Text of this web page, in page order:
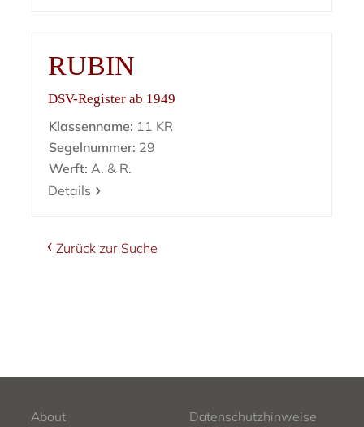
RUBIN
DSV-Register ab 1949
Klassenname: 11 KR
Segelnummer: 29
Werft: A. & R.
Details
Zurück zur Suche
About Datenschutzhinweise